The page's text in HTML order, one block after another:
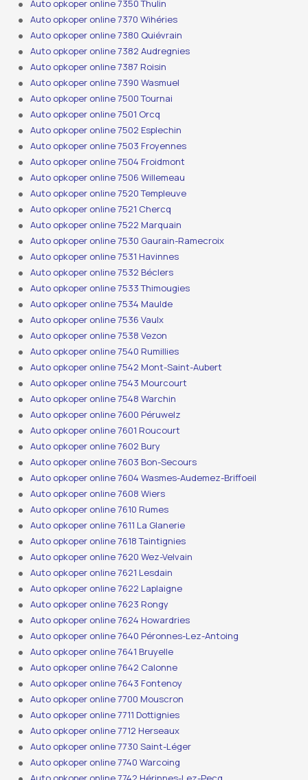
Auto opkoper online 7350 Thulin
Auto opkoper online 7370 Wihéries
Auto opkoper online 7380 Quiévrain
Auto opkoper online 7382 Audregnies
Auto opkoper online 7387 Roisin
Auto opkoper online 7390 Wasmuel
Auto opkoper online 7500 Tournai
Auto opkoper online 7501 Orcq
Auto opkoper online 7502 Esplechin
Auto opkoper online 7503 Froyennes
Auto opkoper online 7504 Froidmont
Auto opkoper online 7506 Willemeau
Auto opkoper online 7520 Templeuve
Auto opkoper online 7521 Chercq
Auto opkoper online 7522 Marquain
Auto opkoper online 7530 Gaurain-Ramecroix
Auto opkoper online 7531 Havinnes
Auto opkoper online 7532 Béclers
Auto opkoper online 7533 Thimougies
Auto opkoper online 7534 Maulde
Auto opkoper online 7536 Vaulx
Auto opkoper online 7538 Vezon
Auto opkoper online 7540 Rumillies
Auto opkoper online 7542 Mont-Saint-Aubert
Auto opkoper online 7543 Mourcourt
Auto opkoper online 7548 Warchin
Auto opkoper online 7600 Péruwelz
Auto opkoper online 7601 Roucourt
Auto opkoper online 7602 Bury
Auto opkoper online 7603 Bon-Secours
Auto opkoper online 7604 Wasmes-Audemez-Briffoeil
Auto opkoper online 7608 Wiers
Auto opkoper online 7610 Rumes
Auto opkoper online 7611 La Glanerie
Auto opkoper online 7618 Taintignies
Auto opkoper online 7620 Wez-Velvain
Auto opkoper online 7621 Lesdain
Auto opkoper online 7622 Laplaigne
Auto opkoper online 7623 Rongy
Auto opkoper online 7624 Howardries
Auto opkoper online 7640 Péronnes-Lez-Antoing
Auto opkoper online 7641 Bruyelle
Auto opkoper online 7642 Calonne
Auto opkoper online 7643 Fontenoy
Auto opkoper online 7700 Mouscron
Auto opkoper online 7711 Dottignies
Auto opkoper online 7712 Herseaux
Auto opkoper online 7730 Saint-Léger
Auto opkoper online 7740 Warcoing